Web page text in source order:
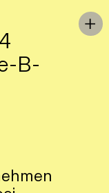

B-